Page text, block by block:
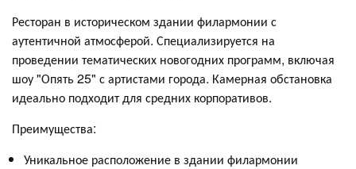
Ресторан в историческом здании филармонии с
аутентичной атмосферой. Специализируется на
проведении тематических новогодних программ, включая
шоу "Опять 25" с артистами города. Камерная обстановка
идеально подходит для средних корпоративов.
Преимущества:
Уникальное расположение в здании филармонии